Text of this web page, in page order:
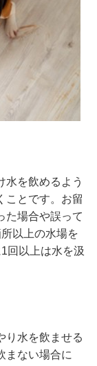
水を飲めるよう
ことです。お留
た場合や誤って
以上の水場を
回以上は水を汲
り水を飲ませる
まない場合に